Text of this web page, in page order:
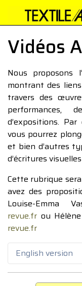
Vidéos
Nous proposons
montrant des
travers des
d’expositions.
vous pourrez
et bien d’autres
d’écritures
Cette rubrique
avez des
Louise-Emma
revue.fr ou
revue.fr
English version